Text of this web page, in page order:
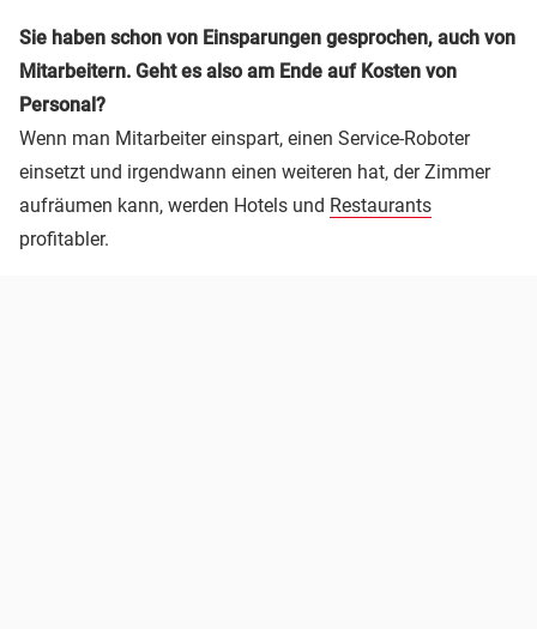
Sie haben schon von Einsparungen gesprochen, auch von
Mitarbeitern. Geht es also am Ende auf Kosten von
Personal?
Wenn man Mitarbeiter einspart, einen Service-Roboter
einsetzt und irgendwann einen weiteren hat, der Zimmer
aufräumen kann, werden Hotels und Restaurants
profitabler.